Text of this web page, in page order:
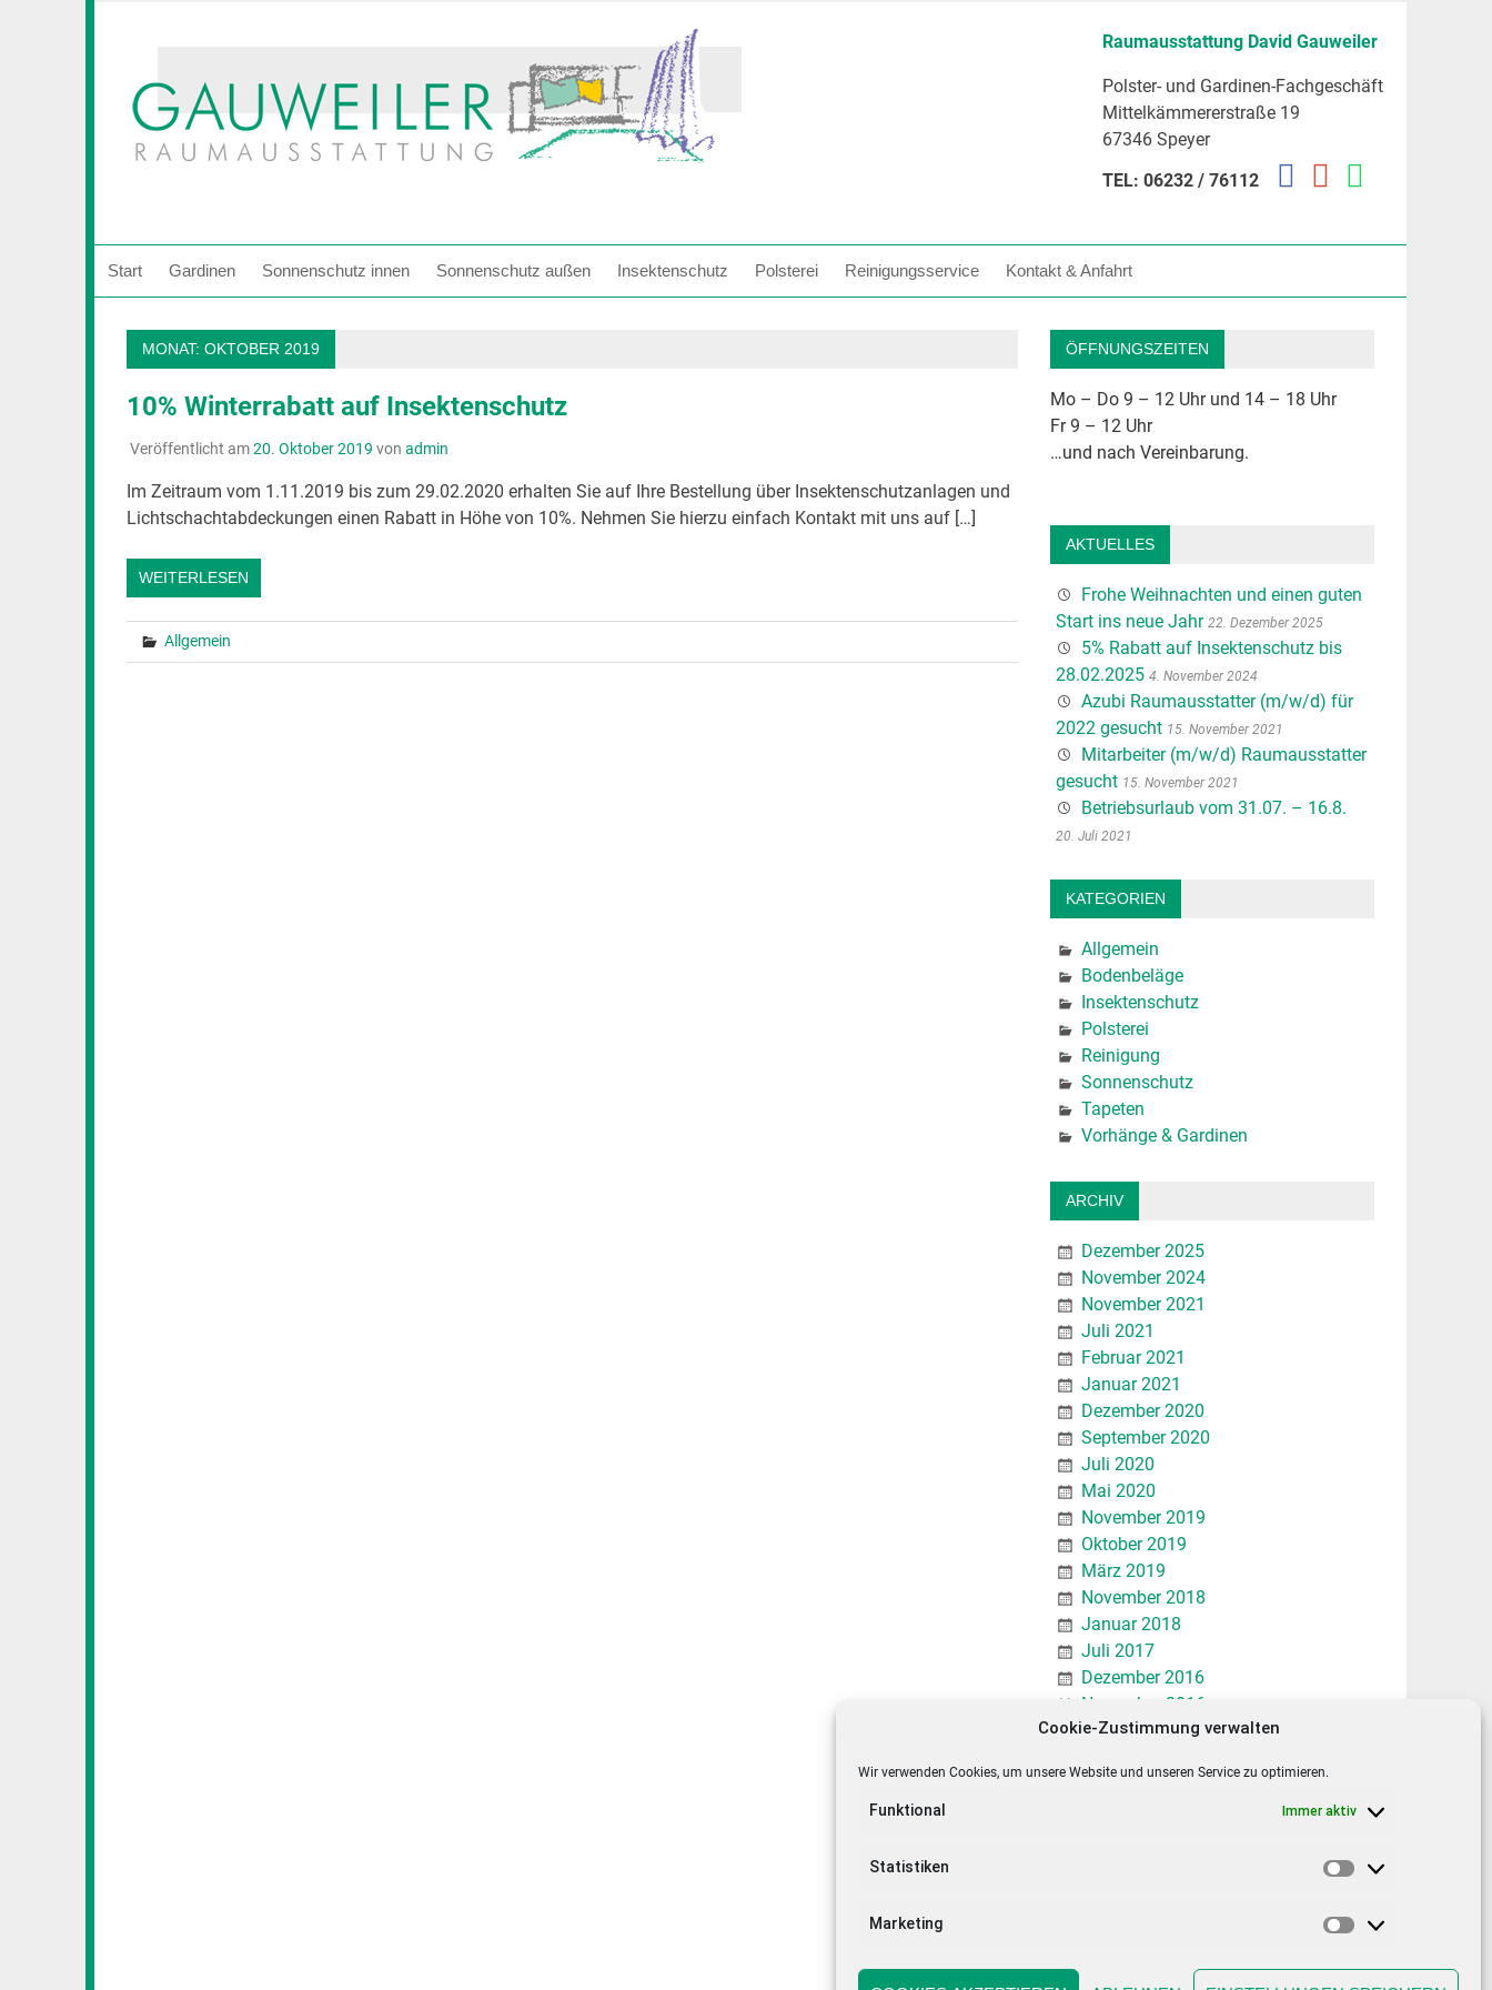
Cookie-Zustimmung verwalten
Wir verwenden Cookies, um unsere Website und unseren Service zu optimieren.
Funktional Immer aktiv
Statistiken
Statistiken
Marketing
Marketing
Raumausstattung David Gauweiler
Polster- und Gardinen-Fachgeschäft
Mittelkämmererstraße 19
67346 Speyer
TEL: 06232 / 76112
Start Gardinen Sonnenschutz innen Sonnenschutz außen Insektenschutz Polsterei Reinigungsservice Kontakt & Anfahrt
MONAT: OKTOBER 2019
10% Winterrabatt auf Insektenschutz
Veröffentlicht am20. Oktober 2019 von admin
Im Zeitraum vom 1.11.2019 bis zum 29.02.2020 erhalten Sie auf Ihre Bestellung über Insektenschutzanlagen und
Lichtschachtabdeckungen einen Rabatt in Höhe von 10%. Nehmen Sie hierzu einfach Kontakt mit uns auf […]
WEITERLESEN
Allgemein
ÖFFNUNGSZEITEN
Mo – Do 9 – 12 Uhr und 14 – 18 Uhr
Fr 9 – 12 Uhr
…und nach Vereinbarung.
AKTUELLES
Frohe Weihnachten und einen guten
Start ins neue Jahr 22. Dezember 2025
5% Rabatt auf Insektenschutz bis
28.02.2025 4. November 2024
Azubi Raumausstatter (m/w/d) für
2022 gesucht 15. November 2021
Mitarbeiter (m/w/d) Raumausstatter
gesucht 15. November 2021
Betriebsurlaub vom 31.07. – 16.8.
20. Juli 2021
KATEGORIEN
Allgemein
Bodenbeläge
Insektenschutz
Polsterei
Reinigung
Sonnenschutz
Tapeten
Vorhänge & Gardinen
ARCHIV
Dezember 2025
November 2024
November 2021
Juli 2021
Februar 2021
Januar 2021
Dezember 2020
September 2020
Juli 2020
Mai 2020
November 2019
Oktober 2019
März 2019
November 2018
Januar 2018
Juli 2017
Dezember 2016
November 2016
Januar 2016